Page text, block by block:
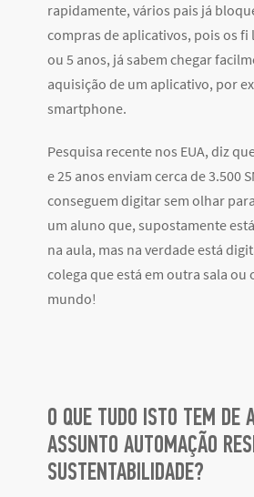
rapidamente, vários pais já
compras de aplicativos, pois os fi
ou 5 anos, já sabem chegar
aquisição de um aplicativo, por
smartphone.
Pesquisa recente nos EUA, diz
e 25 anos enviam cerca de 3.500
conseguem digitar sem olhar
um aluno que, supostamente
na aula, mas na verdade está
colega que está em outra sala ou
mundo!
O QUE TUDO ISTO TEM DE
ASSUNTO AUTOMAÇÃO
SUSTENTABILIDADE?